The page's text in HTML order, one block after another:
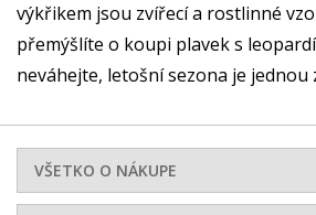
výkřikem jsou zvířecí a rostlinné
přemýšlíte o koupi plavek s
neváhejte, letošní sezona je jednou
VŠETKO O NÁKUPE